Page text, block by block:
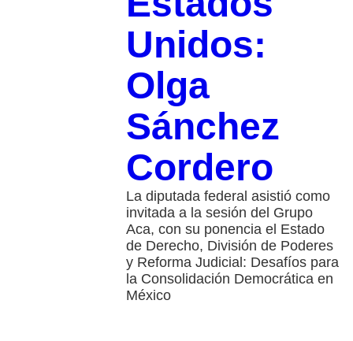
Unidos:
Olga
Sánchez
Cordero
La diputada federal asistió como
invitada a la sesión del Grupo
Aca, con su ponencia el Estado
de Derecho, División de Poderes
y Reforma Judicial: Desafíos para
la Consolidación Democrática en
México